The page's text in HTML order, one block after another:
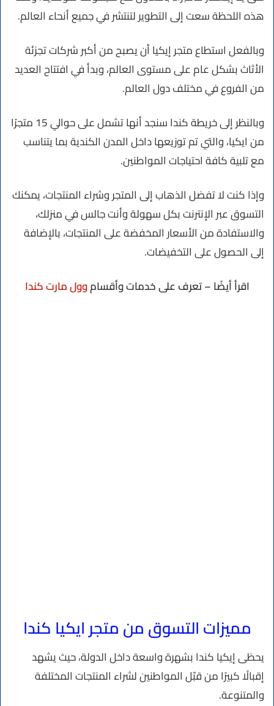
هذه اللحظة سعت إلى التطوير لتنتشر في جميع أنحاء العالم.
وبالفعل استطاع متجر إيكيا أن يصبح من أكبر شركات تجزئة
الأثاث بشكل عام على مستوى العالم، وبدأ في افتتاح العديد
من الفروع في مختلف دول العالم.
وبالنظر إلى خريطة كندا سنجد أنها تشمل على حوالي 15 متجرًا
من ايكيا، والتي تم توزيعها داخل المدن الكندية بما يتناسب
مع تلبية كافة احتياجات المواطنين.
وإذا كنت لا تفضل الذهاب إلى المتجر وشراء المنتجات، يمكنك
التسوق عبر الإنترنت بكل سهولة وأنت جالس في منزلك،
والاستفادة من الأسعار المخفضة على المنتجات، بالإضافة
إلى الحصول على التخفيضات.
اقرأ أيضًا – تعرف على خدمات وأقساموول مارت كندا
مميزات التسوق من متجر ايكيا كندا
يحظى إيكيا كندا بشهرة واسعة داخل الدولة، حيث يشهد
إقبالًا كبيرًا من قبّل المواطنين لشراء المنتجات المختلفة
والمتنوعة.